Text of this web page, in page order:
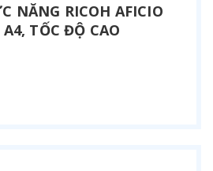
NĂNG RICOH AFICIO
TỐC ĐỘ CAO